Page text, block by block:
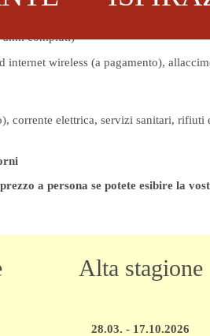
alla reception.
anni compiuti)
wireless (a pagamento),
corrente elettrica, servizi sanitari, rifiuti
a persona se potete esibire la
Alta stagione
28.03. - 17.10.2026